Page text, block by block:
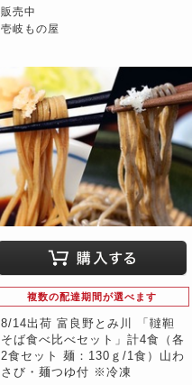
販売中
壱岐もの屋
複数の配達期間が選べます
8/14出荷 富良野とみ川 「韃靼
そば食べ比べセット」計4食（各
2食セット 麺：130ｇ/1食）山わ
さび・麺つゆ付 ※冷凍